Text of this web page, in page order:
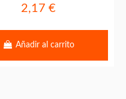
2,17 €
Añadir al carrito